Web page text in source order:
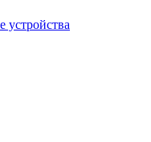
устройства